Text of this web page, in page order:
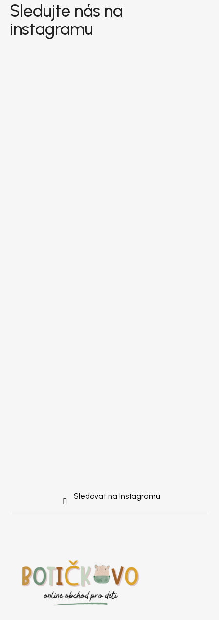
Sledujte nás na
instagramu
Sledovat na Instagramu